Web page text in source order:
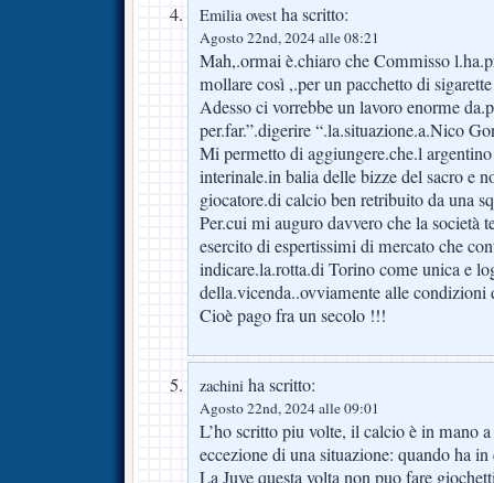
Emilia ovest ha scritto:
Agosto 22nd, 2024 alle 08:21
Mah,.ormai è.chiaro che Commisso
mollare così ,.per un pacchetto di
Adesso ci vorrebbe un lavoro enorme
per.far.”.digerire “.la.situazione.a.Nico
Mi permetto di aggiungere.che.l
interinale.in balia delle bizze del sacro e
giocatore.di calcio ben retribuito da una
Per.cui mi auguro davvero che la società
esercito di espertissimi di mercato che
indicare.la.rotta.di Torino come unica e
della.vicenda..ovviamente alle condizioni
Cioè pago fra un secolo !!!
zachini ha scritto:
Agosto 22nd, 2024 alle 09:01
L’ho scritto piu volte, il calcio è in mano
eccezione di una situazione: quando ha
La Juve questa volta non puo fare